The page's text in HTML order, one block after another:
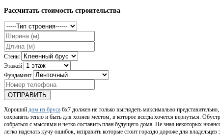
Рассчитать стоимость строительства
Стены
Этажей
Фундамент
ОТПРАВИТЬ
Хороший дом из бруса 6х7 должен не только выглядеть максимально
сохранять тепло и быть для хозяев местом, в которое всегда хочется вернуться.
собраться с мыслями и четко составить план будущего дома. Не зная некоторых
легко наделать кучу ошибок, исправить которые стоит гораздо дороже для владельцев